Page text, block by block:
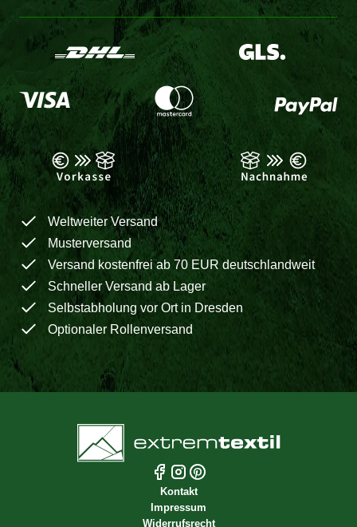
Weltweiter Versand
Musterversand
Versand kostenfrei ab 70 EUR deutschlandweit
Schneller Versand ab Lager
Selbstabholung vor Ort in Dresden
Optionaler Rollenversand
Kontakt
Impressum
Widerrufsrecht